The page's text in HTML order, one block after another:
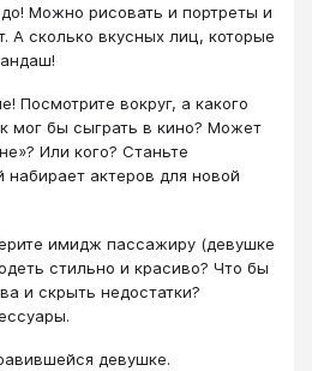
Можно рисовать и портреты и
А сколько вкусных лиц, которые
Посмотрите вокруг, а какого
мог бы сыграть в кино? Может
Или кого? Станьте
актеров для новой
имидж пассажиру (девушке
стильно и красиво? Что бы
и скрыть недостатки?
девушке.